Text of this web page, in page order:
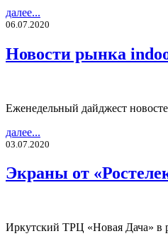
далее...
06.07.2020
Новости рынка
Еженедельный дайджест
далее...
03.07.2020
Экраны от
Иркутский ТРЦ «Новая Дача» в